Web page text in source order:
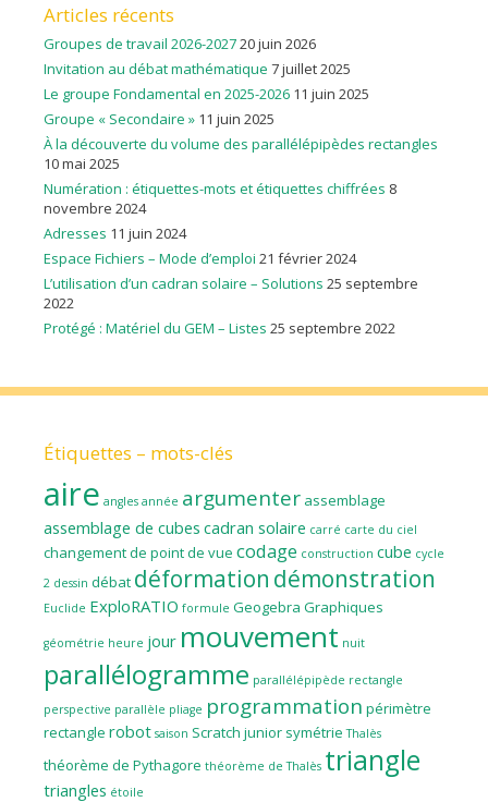
Articles récents
Groupes de travail 2026-202720 juin 2026
Invitation au débat mathématique 7 juillet 2025
Le groupe Fondamental en 2025-2026 11 juin 2025
Groupe « Secondaire » 11 juin 2025
À la découverte du volume des parallélépipèdes rectangles
10 mai 2025
Numération : étiquettes-mots et étiquettes chiffrées 8
novembre 2024
Adresses 11 juin 2024
Espace Fichiers – Mode d’emploi 21 février 2024
L’utilisation d’un cadran solaire – Solutions 25 septembre
2022
Protégé : Matériel du GEM – Listes 25 septembre 2022
Étiquettes – mots-clés
aire angles année argumenter assemblage
assemblage de cubes cadran solaire carré carte du ciel
changement de point de vue codage construction cube cycle
2 dessin débat déformation démonstration
Euclide ExploRATIO formule Geogebra Graphiques
géométrie heure jour mouvement nuit
parallélogramme parallélépipède rectangle
perspective parallèle pliage programmation périmètre
rectangle robot saison Scratch junior symétrie Thalès
théorème de Pythagore théorème de Thalès triangle
triangles étoile